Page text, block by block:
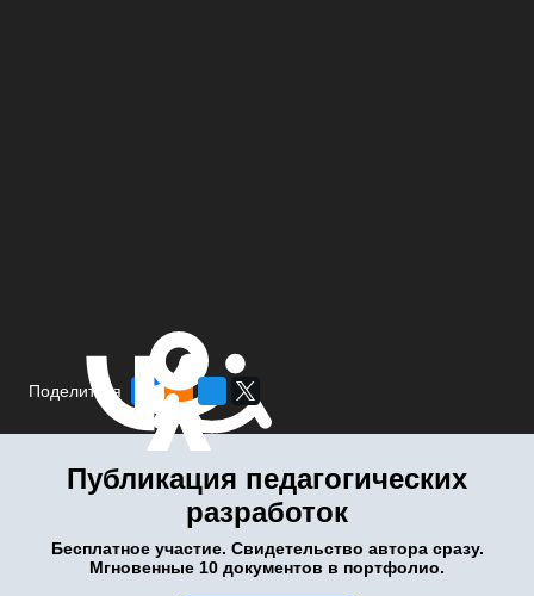
Поделиться
Публикация педагогических
разработок
Бесплатное участие. Свидетельство автора сразу.
Мгновенные 10 документов в портфолио.